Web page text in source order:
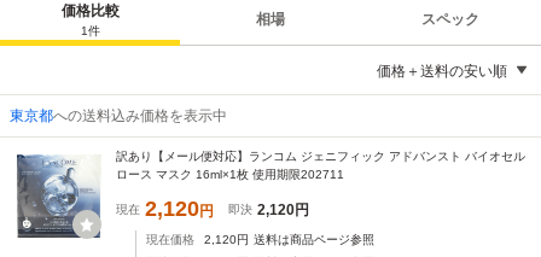
価格比較
1件
相場 スペック
価格＋送料の安い順
東京都への送料込み価格を表示中
訳あり【メール便対応】ランコム ジェニフィック アドバンスト バイオセル
ロース マスク 16ml×1枚 使用期限202711
現在 2,120円 即決 2,120円
現在価格 2,120円 送料は商品ページ参照